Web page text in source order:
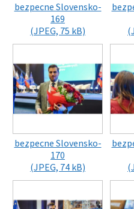
bezpecne Slovensko-
169
(JPEG, 75 kB)
bezpecne Slovensko-
170
(JPEG, 74 kB)